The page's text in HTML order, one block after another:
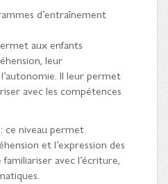
d’entraînement
aux enfants
leur
Il leur permet
avec les compétences
: ce niveau permet
et l’expression des
avec l’écriture,